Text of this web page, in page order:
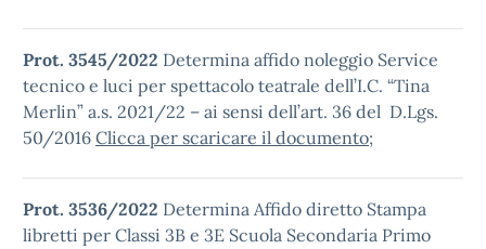
Prot. 3545/2022 Determina affido noleggio Service
tecnico e luci per spettacolo teatrale dell’I.C. “Tina
Merlin” a.s. 2021/22 – ai sensi dell’art. 36 del D.Lgs.
50/2016 Clicca per scaricare il documento;
Prot. 3536/2022 Determina Affido diretto Stampa
libretti per Classi 3B e 3E Scuola Secondaria Primo